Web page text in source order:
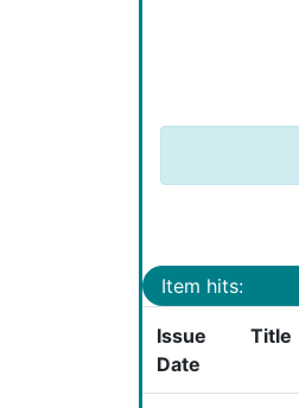
Item hits:
Issue
Date
Title